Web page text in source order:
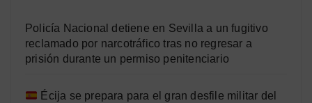
Policía Nacional detiene en Sevilla a un fugitivo
reclamado por narcotráfico tras no regresar a
prisión durante un permiso penitenciario
Écija se prepara para el gran desfile militar del